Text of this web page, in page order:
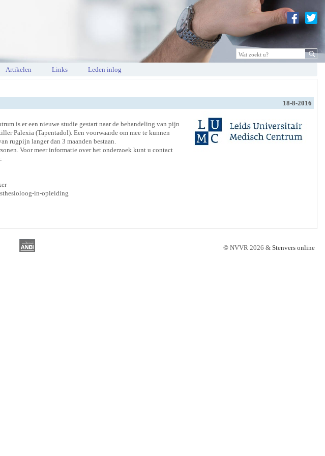
Artikelen Links Leden inlog
18-8-2016
is er een nieuwe studie gestart naar de behandeling van pijn
Palexia (Tapentadol). Een voorwaarde om mee te kunnen
rugpijn langer dan 3 maanden bestaan.
Voor meer informatie over het onderzoek kunt u contact
in-opleiding
© NVVR 2026 & Stenvers online